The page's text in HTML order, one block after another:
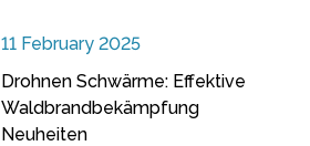
11 February 2025
Drohnen Schwärme: Effektive
Waldbrandbekämpfung
Neuheiten